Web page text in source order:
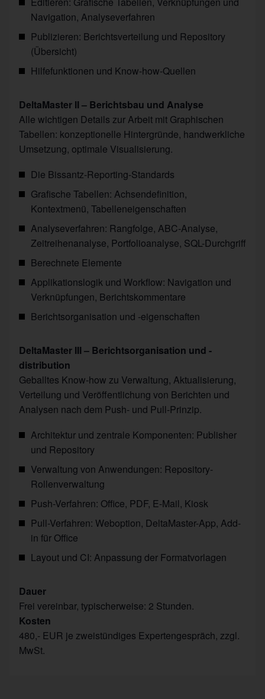
Navigation, Analyseverfahren
Publizieren: Berichtsverteilung und Repository
(Übersicht)
Hilfefunktionen und Know-how-Quellen
DeltaMaster II – Berichtsbau und Analyse
Alle wichtigen Details zur Arbeit mit Graphischen
Tabellen: konzeptionelle Hintergründe, handwerkliche
Umsetzung, optimale Visualisierung.
Die Bissantz-Reporting-Standards
Grafische Tabellen: Achsendefinition,
Kontextmenü, Tabelleneigenschaften
Analyseverfahren: Rangfolge, ABC-Analyse,
Zeitreihenanalyse, Portfolioanalyse, SQL-Durchgriff
Berechnete Elemente
Applikationslogik und Workflow: Navigation und
Verknüpfungen, Berichtskommentare
Berichtsorganisation und -eigenschaften
DeltaMaster III – Berichtsorganisation und -
distribution
Geballtes Know-how zu Verwaltung, Aktualisierung,
Verteilung und Veröffentlichung von Berichten und
Analysen nach dem Push- und Pull-Prinzip.
Architektur und zentrale Komponenten: Publisher
und Repository
Verwaltung von Anwendungen: Repository-
Rollenverwaltung
Push-Verfahren: Office, PDF, E-Mail, Kiosk
Pull-Verfahren: Weboption, DeltaMaster-App, Add-
in für Office
Layout und CI: Anpassung der Formatvorlagen
Dauer
Frei vereinbar, typischerweise: 2 Stunden.
Kosten
480,- EUR je zweistündiges Expertengespräch, zzgl.
MwSt.